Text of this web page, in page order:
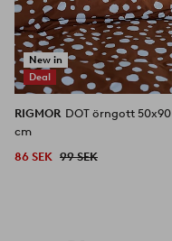
New in
Deal
RIGMOR DOT örngott 50x90
cm
86 SEK 99 SEK